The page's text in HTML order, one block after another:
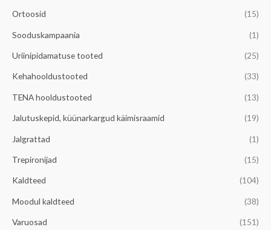
Ortoosid (15)
Sooduskampaania (1)
Uriinipidamatuse tooted (25)
Kehahooldustooted (33)
TENA hooldustooted (13)
Jalutuskepid, küünarkargud käimisraamid (19)
Jalgrattad (1)
Trepironijad (15)
Kaldteed (104)
Moodul kaldteed (38)
Varuosad (151)